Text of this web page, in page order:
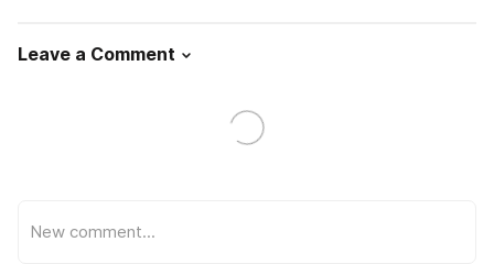
Leave a Comment